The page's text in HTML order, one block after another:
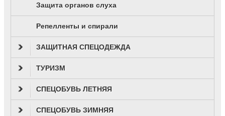
Защита органов слуха
Репелленты и спирали
ЗАЩИТНАЯ СПЕЦОДЕЖДА
ТУРИЗМ
СПЕЦОБУВЬ ЛЕТНЯЯ
СПЕЦОБУВЬ ЗИМНЯЯ